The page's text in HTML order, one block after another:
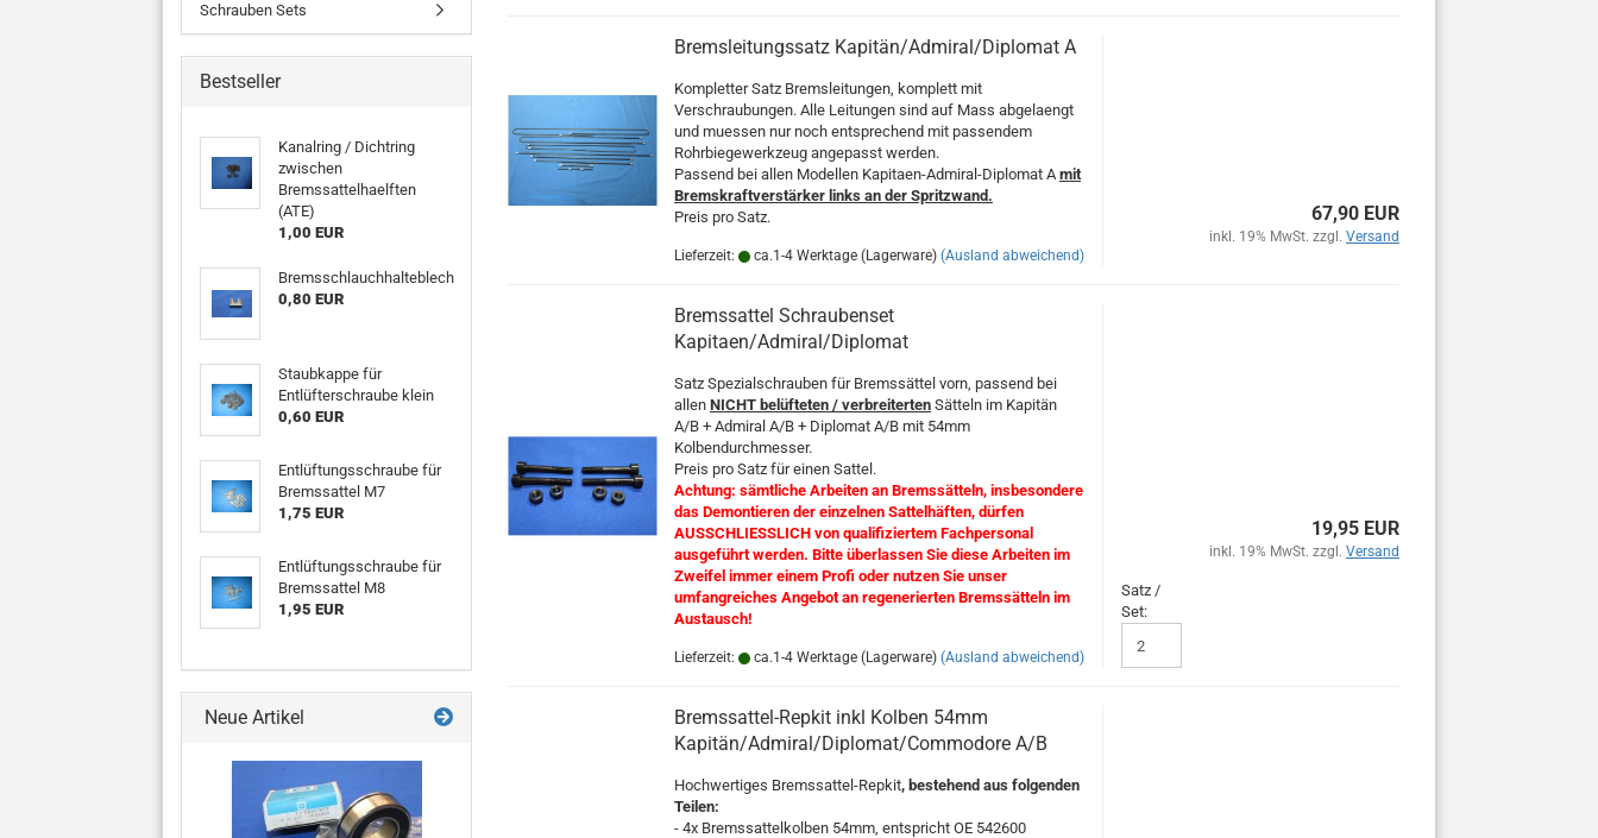
Bremsleitungssatz Kapitän/Admiral/Diplomat A
Kompletter Satz Bremsleitungen, komplett mit
Verschraubungen. Alle Leitungen sind auf Mass abgelaengt
und muessen nur noch entsprechend mit passendem
Rohrbiegewerkzeug angepasst werden.
Passend bei allen Modellen Kapitaen-Admiral-Diplomat Amit
Bremskraftverstärker links an der Spritzwand.
Preis pro Satz.
Lieferzeit: ca.1-4 Werktage (Lagerware) (Ausland abweichend)
67,90 EUR
inkl. 19% MwSt. zzgl. Versand
Bremssattel Schraubenset
Kapitaen/Admiral/Diplomat
Satz Spezialschrauben für Bremssättel vorn, passend bei
allen NICHT belüfteten / verbreiterten Sätteln im Kapitän
A/B + Admiral A/B + Diplomat A/B mit 54mm
Kolbendurchmesser.
Preis pro Satz für einen Sattel.
Achtung: sämtliche Arbeiten an Bremssätteln, insbesondere
das Demontieren der einzelnen Sattelhäften, dürfen
AUSSCHLIESSLICH von qualifiziertem Fachpersonal
ausgeführt werden. Bitte überlassen Sie diese Arbeiten im
Zweifel immer einem Profi oder nutzen Sie unser
umfangreiches Angebot an regenerierten Bremssätteln im
Austausch!
Lieferzeit: ca.1-4 Werktage (Lagerware) (Ausland abweichend)
19,95 EUR
inkl. 19% MwSt. zzgl. Versand
Satz /
Set:
Bremssattel-Repkit inkl Kolben 54mm
Kapitän/Admiral/Diplomat/Commodore A/B
Hochwertiges Bremssattel-Repkit, bestehend aus folgenden
Teilen:
- 4x Bremssattelkolben 54mm, entspricht OE 542600
Schrauben Sets
Bestseller
Kanalring / Dichtring
zwischen
Bremssattelhaelften
(ATE)
1,00 EUR
Bremsschlauchhalteblech
0,80 EUR
Staubkappe für
Entlüfterschraube klein
0,60 EUR
Entlüftungsschraube für
Bremssattel M7
1,75 EUR
Entlüftungsschraube für
Bremssattel M8
1,95 EUR
Neue Artikel